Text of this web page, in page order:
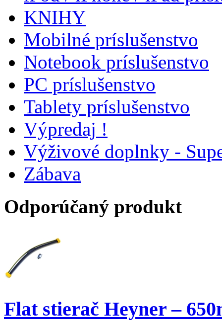
KNIHY
Mobilné príslušenstvo
Notebook príslušenstvo
PC príslušenstvo
Tablety príslušenstvo
Výpredaj !
Výživové doplnky -
Zábava
Odporúčaný produkt
Flat stierač Heyner –